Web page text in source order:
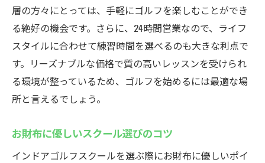
層の方々にとっては、手軽にゴルフを楽しむことができ
る絶好の機会です。さらに、24時間営業なので、ライフ
スタイルに合わせて練習時間を選べるのも大きな利点で
す。リーズナブルな価格で質の高いレッスンを受けられ
る環境が整っているため、ゴルフを始めるには最適な場
所と言えるでしょう。
お財布に優しいスクール選びのコツ
インドアゴルフスクールを選ぶ際にお財布に優しいポイ